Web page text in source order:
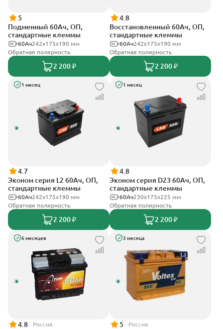
5
Подменный 60Ач, ОП,
стандартные клеммы
242х175х190 мм
60Ач
Обратная полярность
2 200 ₽
4.8
Восстановленный 60Ач, ОП,
стандартные клеммы
242х175х190 мм
60Ач
Обратная полярность
2 200 ₽
1 месяц
4.7
Эконом серия L2 60Ач, ОП,
стандартные клеммы
242х175х190 мм
60Ач
Обратная полярность
2 200 ₽
1 месяц
4.8
Эконом серия D23 60Ач, ОП,
стандартные клеммы
230x175x225 мм
60Ач
Обратная полярность
2 200 ₽
6 месяцев
4.8 Россия
3 месяца
5 Россия